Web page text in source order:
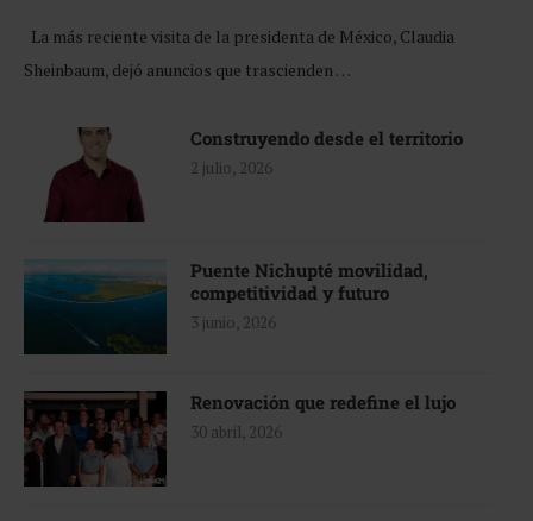
La más reciente visita de la presidenta de México, Claudia
Sheinbaum, dejó anuncios que trascienden …
Construyendo desde el territorio
2 julio, 2026
Puente Nichupté movilidad,
competitividad y futuro
3 junio, 2026
Renovación que redefine el lujo
30 abril, 2026